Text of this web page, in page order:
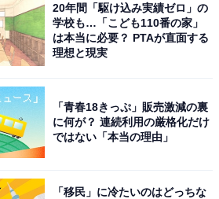
20年間「駆け込み実績ゼロ」の
学校も…「こども110番の家」
は本当に必要？ PTAが直面する
理想と現実
「青春18きっぷ」販売激減の裏
に何が？ 連続利用の厳格化だけ
ではない「本当の理由」
「移民」に冷たいのはどっちな